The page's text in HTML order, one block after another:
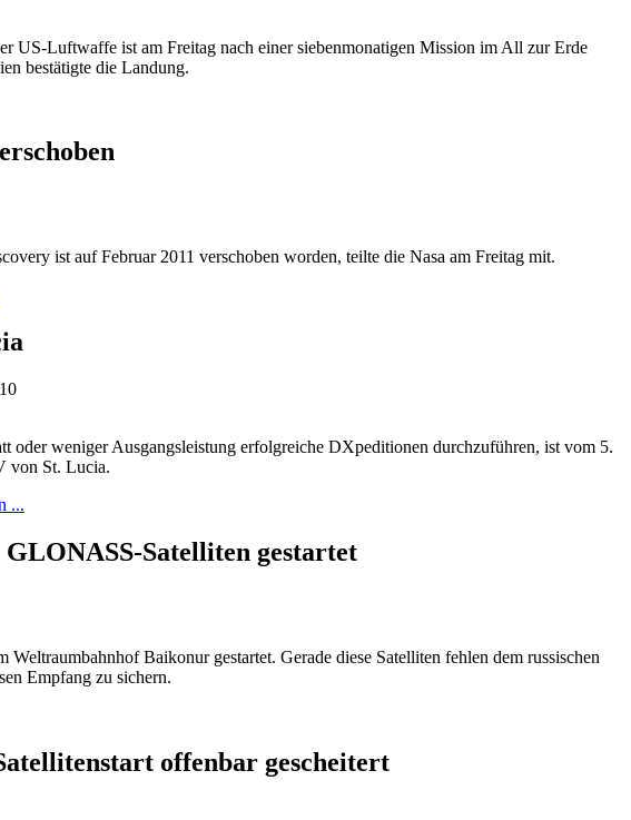
Luftwaffe ist am Freitag nach einer siebenmonatigen Mission im All zur Erde
bestätigte die Landung.
ist auf Februar 2011 verschoben worden, teilte die Nasa am Freitag mit.
weniger Ausgangsleistung erfolgreiche DXpeditionen durchzuführen, ist vom 5.
von St. Lucia.
...
Satelliten gestartet
Baikonur gestartet. Gerade diese Satelliten fehlen dem russischen
Empfang zu sichern.
offenbar gescheitert